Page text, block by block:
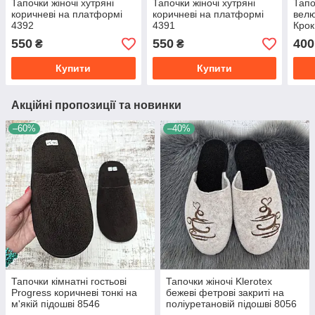
Тапочки жіночі хутряні
коричневі на платформі
4392
550 ₴
Купити
Тапочки жіночі хутряні
коричневі на платформі
4391
550₴
Купити
400
Акційні пропозиції та новинки
–60%
Тапочки кімнатні гостьові
Progress коричневі тонкі на
м'якій підошві 8546
–40%
Тапочки жіночі Klerotex
бежеві фетрові закриті на
поліуретановій підошві 8056